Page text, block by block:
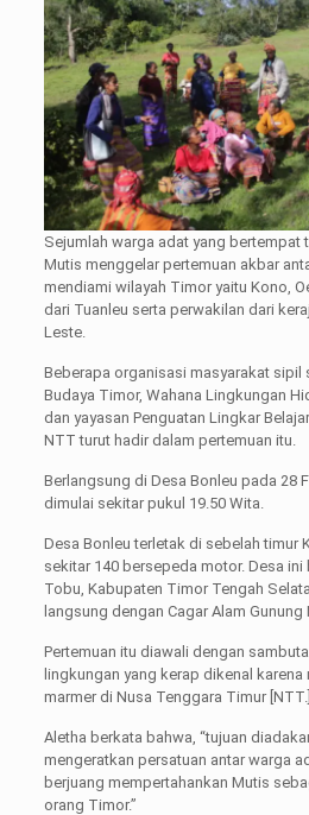
Sejumlah warga adat yang bertempat
Mutis menggelar pertemuan akbar
mendiami wilayah Timor yaitu Kono,
dari Tuanleu serta perwakilan dari
Leste.
Beberapa organisasi masyarakat sipil
Budaya Timor, Wahana Lingkungan
dan yayasan Penguatan Lingkar
NTT turut hadir dalam pertemuan itu.
Berlangsung di Desa Bonleu pada 28
dimulai sekitar pukul 19.50 Wita.
Desa Bonleu terletak di sebelah timur
sekitar 140 bersepeda motor. Desa ini
Tobu, Kabupaten Timor Tengah
langsung dengan Cagar Alam Gunung
Pertemuan itu diawali dengan
lingkungan yang kerap dikenal
marmer di Nusa Tenggara Timur [NTT.]
Aletha berkata bahwa, “tujuan
mengeratkan persatuan antar warga
berjuang mempertahankan Mutis
orang Timor.”